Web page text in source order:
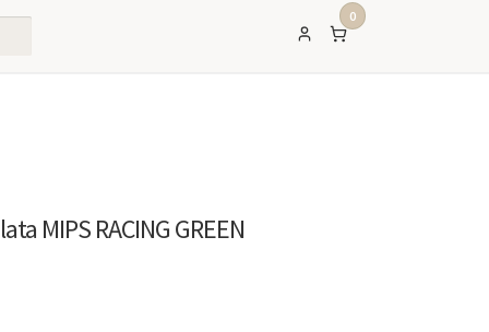
0
MIPS RACING GREEN